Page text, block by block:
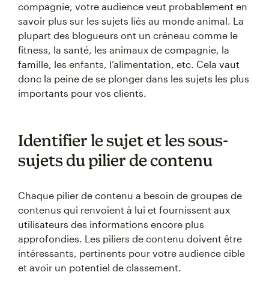
compagnie, votre audience veut probablement en
savoir plus sur les sujets liés au monde animal. La
plupart des blogueurs ont un créneau comme le
fitness, la santé, les animaux de compagnie, la
famille, les enfants, l’alimentation, etc. Cela vaut
donc la peine de se plonger dans les sujets les plus
importants pour vos clients.
Identifier le sujet et les sous-
sujets du pilier de contenu
Chaque pilier de contenu a besoin de groupes de
contenus qui renvoient à lui et fournissent aux
utilisateurs des informations encore plus
approfondies. Les piliers de contenu doivent être
intéressants, pertinents pour votre audience cible
et avoir un potentiel de classement.